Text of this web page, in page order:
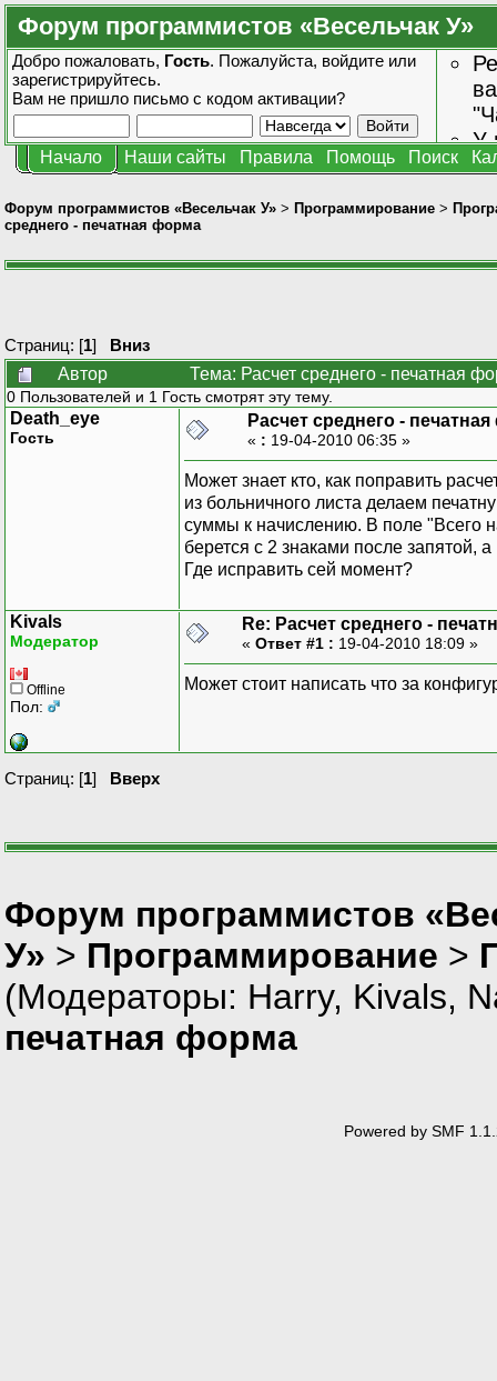
Форум программистов «Весельчак У»
Добро пожаловать, Гость. Пожалуйста, войдите или
зарегистрируйтесь.
Вам не пришло письмо с кодом активации?
У
Начало Наши сайты Правила Помощь Поиск
Форум программистов «Весельчак У» > Программирование >
среднего - печатная форма
Страниц: [1] Вниз
Автор
Тема: Расчет среднего - печатная
0 Пользователей и 1 Гость смотрят эту тему.
Death_eye
Гость
Расчет среднего -
« : 19-04-2010 06:35 »
Может знает кто, как поправить
из больничного листа делаем
суммы к начислению. В поле "Всего
берется с 2 знаками после запятой,
Где исправить сей момент?
Kivals
Модератор
Offline
Пол:
Re: Расчет среднего -
« Ответ #1 : 19-04-2010 18:09 »
Может стоит написать что за
Страниц: [1] Вверх
Форум программистов
У» > Программирование >
(Модераторы: Harry, Kivals,
печатная форма
Powered by SMF